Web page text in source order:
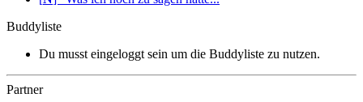
Buddyliste
Du musst eingeloggt sein um die Buddyliste zu nutzen.
Partner